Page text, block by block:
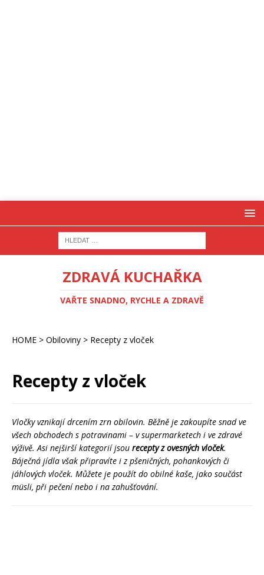
ZDRAVÁ KUCHAŘKA
VAŘTE SNADNO, RYCHLE A ZDRAVĚ
HOME > Obiloviny > Recepty z vloček
Recepty z vloček
Vločky vznikají drcením zrn obilovin. Běžně je zakoupíte snad ve
všech obchodech s potravinami – v supermarketech i ve zdravé
výživě. Asi nejširší kategorií jsou recepty z ovesných vloček.
Báječná jídla však připravíte i z pšeničných, pohankových či
jáhlových vloček. Můžete je použít do obilné kaše, jako součást
müsli, při pečení nebo i na zahušťování.